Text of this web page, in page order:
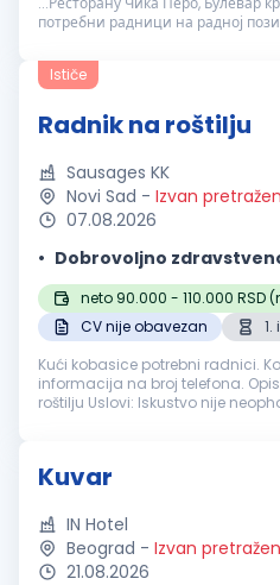
потребни радници на радној
Ističe
Radnik na roštilju
Sausages KK
Novi Sad - Izvan
07.08.2026
Dobrovoljno
neto 90.000 - 110.000 RSD
CV nije obavezan
Kući kobasice potrebni radnici.
informacija na broj telefona. Opis posla: Rad u
roštilju Uslovi: Iskustvo
Kuvar
IN Hotel
Beograd - Izvan
21.08.2026